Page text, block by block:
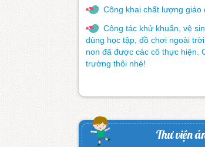
Công khai chất lượng giáo
Công tác khử khuẩn, vệ
dùng học tập, đồ chơi ngoài
non đã được các cô thực hiện.
trường thôi nhé!
Thư viện